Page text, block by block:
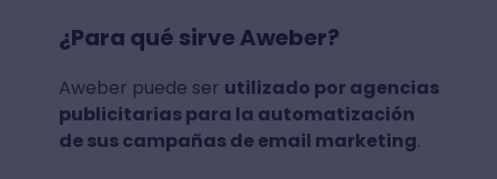
¿Para qué sirve Aweber?
Aweber puede ser utilizado por agencias
publicitarias para la automatización
de sus campañas de email marketing.